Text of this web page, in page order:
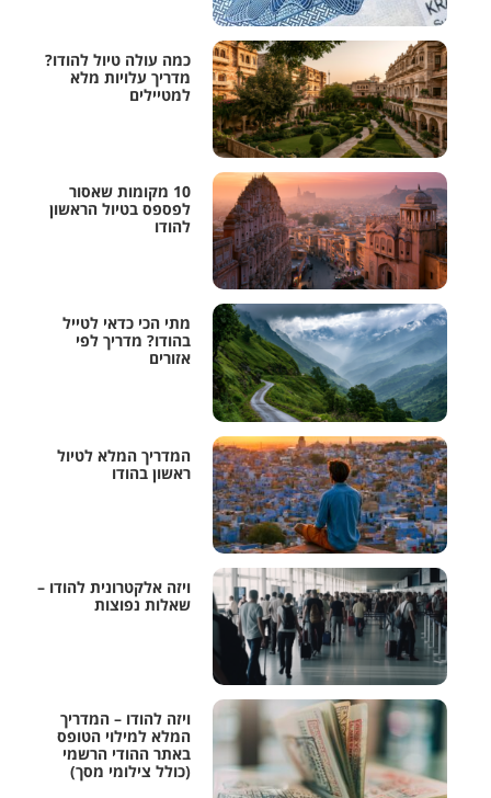
כמה עולה טיול להודו?
מדריך עלויות מלא
למטיילים
10 מקומות שאסור
לפספס בטיול הראשון
להודו
מתי הכי כדאי לטייל
בהודו? מדריך לפי
אזורים
המדריך המלא לטיול
ראשון בהודו
ויזה אלקטרונית להודו –
שאלות נפוצות
ויזה להודו – המדריך
המלא למילוי הטופס
באתר ההודי הרשמי
(כולל צילומי מסך)